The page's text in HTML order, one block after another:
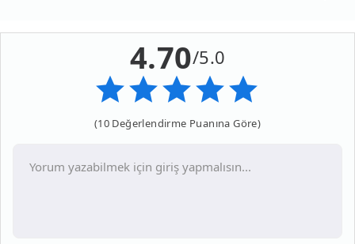
4.70/5.0
(10 Değerlendirme Puanına Göre)